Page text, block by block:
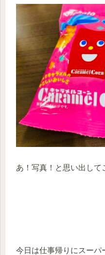
あ！写真！と思い出して
今日は仕事帰りにスーパ